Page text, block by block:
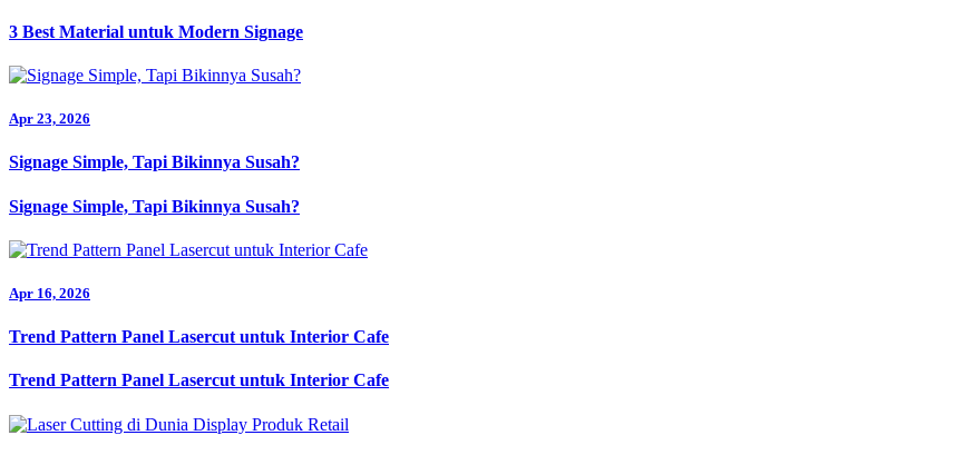
3 Best Material untuk Modern Signage
Apr 23, 2026
Signage Simple, Tapi Bikinnya Susah?
Signage Simple, Tapi Bikinnya Susah?
Apr 16, 2026
Trend Pattern Panel Lasercut untuk Interior Cafe
Trend Pattern Panel Lasercut untuk Interior Cafe